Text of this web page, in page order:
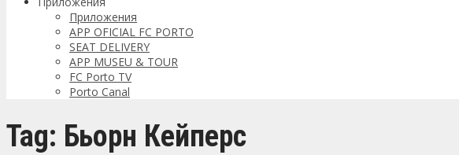
Приложения
APP OFICIAL FC PORTO
SEAT DELIVERY
APP MUSEU & TOUR
FC Porto TV
Porto Canal
Tag: Бьорн Кейперс